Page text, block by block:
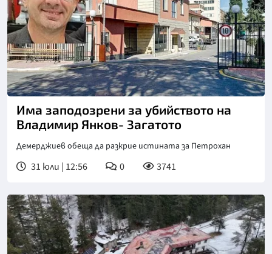
Има заподозрени за убийството на
Владимир Янков- Загатото
Демерджиев обеща да разкрие истината за Петрохан
31 юли | 12:56 0 3741